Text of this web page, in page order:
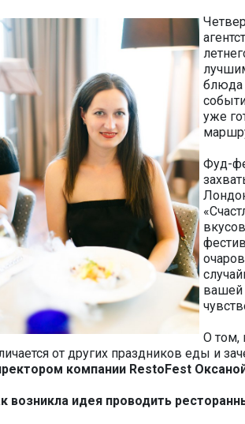
блюда
уже
Фуд-
вашей
О том,
от других праздников еды и
компании RestoFest
возникла идея проводить